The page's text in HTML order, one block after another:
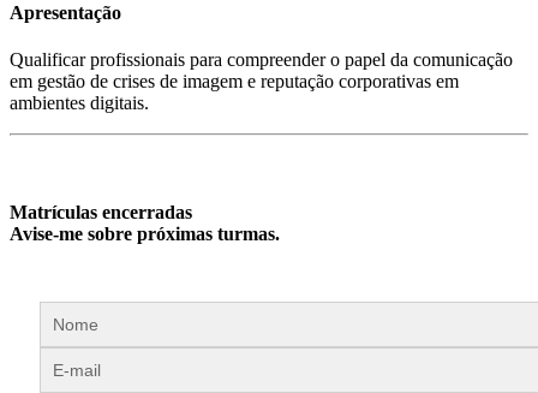
Apresentação
Qualificar profissionais para compreender o papel da comunicação
em gestão de crises de imagem e reputação corporativas em
ambientes digitais.
Matrículas encerradas
Avise-me sobre próximas turmas.